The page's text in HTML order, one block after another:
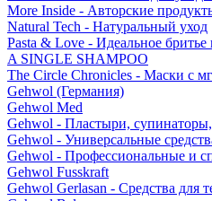
More Inside - Авторские
Natural Tech - Натуральный уход
Pasta & Love - Идеальное бритье
A SINGLE SHAMPOO
The Circle Chronicles - Маски с
Gehwol (Германия)
Gehwol Med
Gehwol - Пластыри, супинаторы,
Gehwol - Универсальные
Gehwol - Профессиональные и
Gehwol Fusskraft
Gehwol Gerlasan - Средства для